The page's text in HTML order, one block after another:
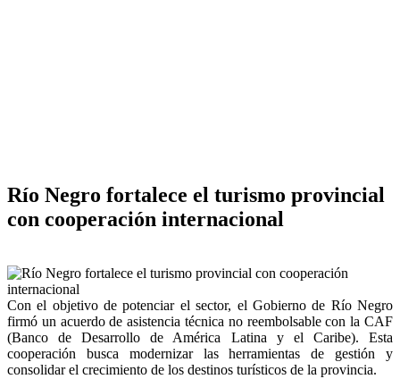
Río Negro fortalece el turismo provincial
con cooperación internacional
Con el objetivo de potenciar el sector, el Gobierno de Río Negro
firmó un acuerdo de asistencia técnica no reembolsable con la CAF
(Banco de Desarrollo de América Latina y el Caribe). Esta
cooperación busca modernizar las herramientas de gestión y
consolidar el crecimiento de los destinos turísticos de la provincia.